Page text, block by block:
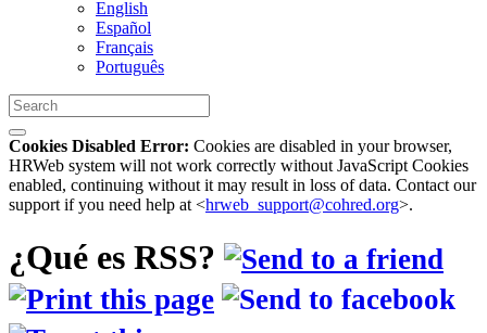
English
Español
Français
Português
Cookies Disabled Error: Cookies are disabled in your browser,
HRWeb system will not work correctly without JavaScript Cookies
enabled, continuing without it may result in loss of data. Contact our
support if you need help at <hrweb_support@cohred.org>.
¿Qué es RSS?